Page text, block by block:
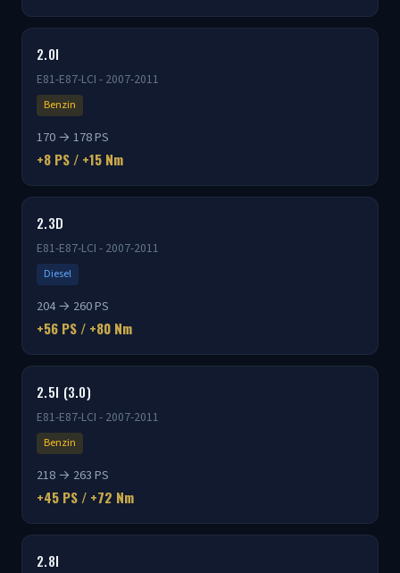
2.0I
E81-E87-LCI - 2007-2011
Benzin
170 → 178 PS
+8 PS / +15 Nm
2.3D
E81-E87-LCI - 2007-2011
Diesel
204 → 260 PS
+56 PS / +80 Nm
2.5I (3.0)
E81-E87-LCI - 2007-2011
Benzin
218 → 263 PS
+45 PS / +72 Nm
2.8I